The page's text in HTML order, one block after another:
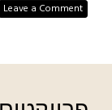
Leave a Comment